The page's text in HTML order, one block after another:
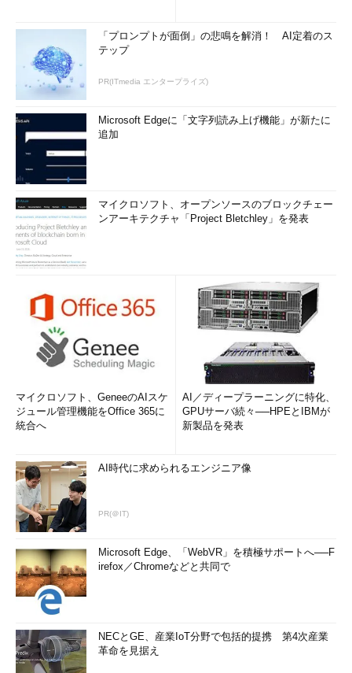
「プロンプトが面倒」の悲鳴を解消！ AI定着のス
テップ
PR(ITmedia エンタープライズ)
Microsoft Edgeに「文字列読み上げ機能」が新たに
追加
マイクロソフト、オープンソースのブロックチェー
ンアーキテクチャ「Project Bletchley」を発表
マイクロソフト、GeneeのAIスケ
ジュール管理機能をOffice 365に
統合へ
AI／ディープラーニングに特化、
GPUサーバ続々──HPEとIBMが
新製品を発表
AI時代に求められるエンジニア像
PR(＠IT)
Microsoft Edge、「WebVR」を積極サポートへ──F
irefox／Chromeなどと共同で
NECとGE、産業IoT分野で包括的提携 第4次産業
革命を見据え